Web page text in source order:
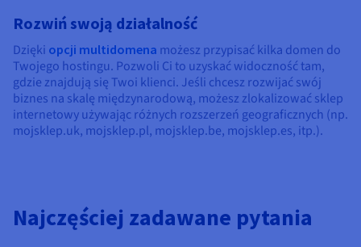
Rozwiń swoją działalność
Dzięki opcji multidomena możesz przypisać kilka domen do
Twojego hostingu. Pozwoli Ci to uzyskać widoczność tam,
gdzie znajdują się Twoi klienci. Jeśli chcesz rozwijać swój
biznes na skalę międzynarodową, możesz zlokalizować sklep
internetowy używając różnych rozszerzeń geograficznych (np.
mojsklep.uk, mojsklep.pl, mojsklep.be, mojsklep.es, itp.).
Najczęściej zadawane pytania